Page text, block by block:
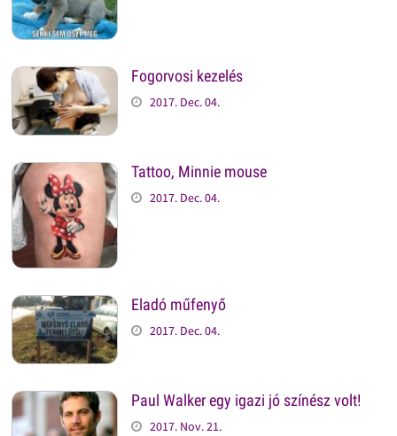
Fogorvosi kezelés
2017. Dec. 04.
Tattoo, Minnie mouse
2017. Dec. 04.
Eladó műfenyő
2017. Dec. 04.
Paul Walker egy igazi jó színész volt!
2017. Nov. 21.